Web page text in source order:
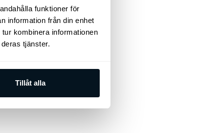
funktioner för
information från din enhet
kombinera informationen
tjänster.
Tillåt alla